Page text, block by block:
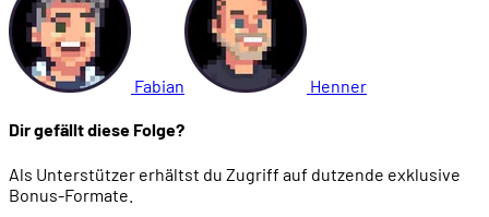
Fabian Henner
Dir gefällt diese Folge?
Als Unterstützer erhältst du Zugriff auf dutzende exklusive
Bonus-Formate.